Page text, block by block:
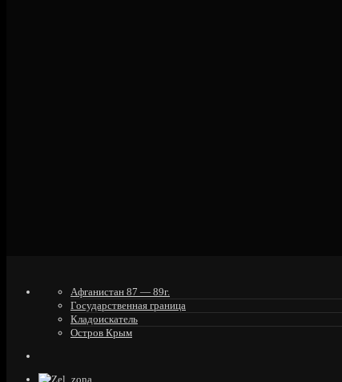
Афганистан 87 — 89г.
Государственная граница
Кладоискатель
Остров Крым